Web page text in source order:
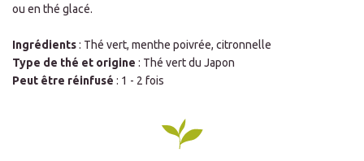
ou en thé glacé.
Ingrédients: Thé vert, menthe poivrée, citronnelle
Type de thé et origine : Thé vert du Japon
Peut être réinfusé : 1 - 2 fois